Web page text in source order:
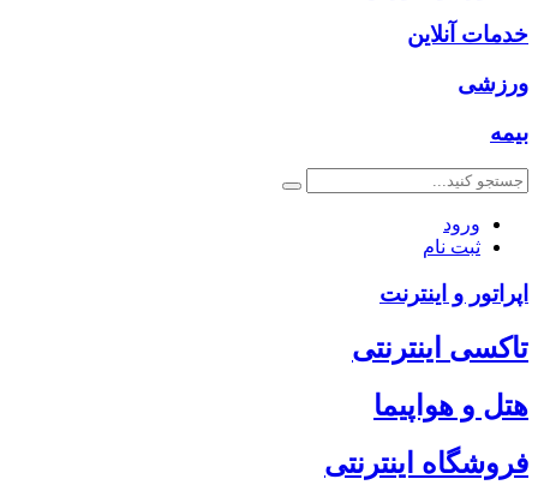
خدمات آنلاین
ورزشی
بیمه
ورود
ثبت نام
اپراتور و اینترنت
تاکسی اینترنتی
هتل و هواپیما
فروشگاه اینترنتی